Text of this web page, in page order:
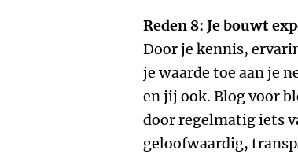
Reden 8: Je bouwt
Door je kennis,
je waarde toe aan je
en jij ook. Blog voor
door regelmatig iets
geloofwaardig,